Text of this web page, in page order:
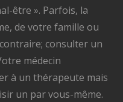
être ». Parfois, la
de votre famille ou
consulter un
médecin
à un thérapeute mais
un par vous-même.